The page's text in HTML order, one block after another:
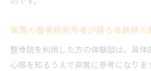
実際の整骨院利用者が語る体験談の
整骨院を利用した方の体験談は、具体
心感を知るうえで非常に参考になりま